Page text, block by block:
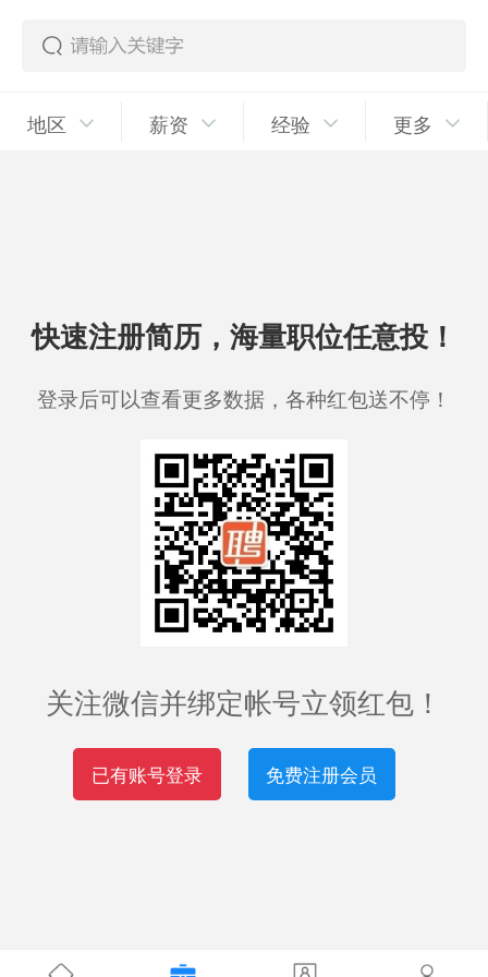
地区 薪资 经验 更多
快速注册简历，海量职位任意投！
登录后可以查看更多数据，各种红包送不停！
关注微信并绑定帐号立领红包！
已有账号登录 免费注册会员